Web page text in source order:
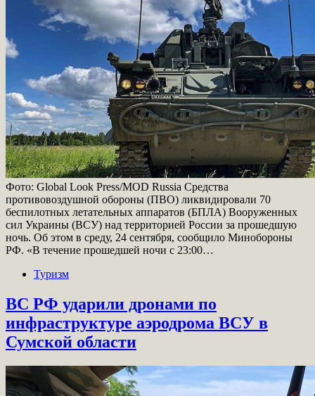
Фото: Global Look Press/MOD Russia Средства
противовоздушной обороны (ПВО) ликвидировали 70
беспилотных летательных аппаратов (БПЛА) Вооруженных
сил Украины (ВСУ) над территорией России за прошедшую
ночь. Об этом в среду, 24 сентября, сообщило Минобороны
РФ. «В течение прошедшей ночи с 23:00…
Туризм
ВС РФ ударили дронами по
инфраструктуре аэродрома ВСУ в
Сумской области